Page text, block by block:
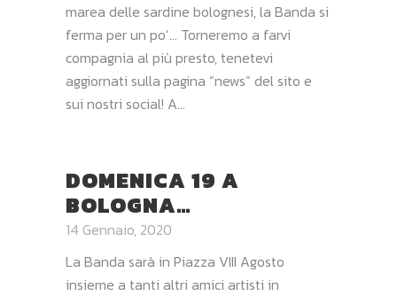
marea delle sardine bolognesi, la Banda si
ferma per un po’… Torneremo a farvi
compagnia al più presto, tenetevi
aggiornati sulla pagina “news” del sito e
sui nostri social! A...
DOMENICA 19 A
BOLOGNA…
14 Gennaio, 2020
La Banda sarà in Piazza VIII Agosto
insieme a tanti altri amici artisti in